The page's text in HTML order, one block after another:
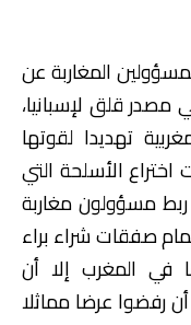
المغاربة عن
مصدر قلق لإسبانيا،
تهديدا لقوتها
اختراع الأسلحة التي
ربط مسؤولون مغاربة
صفقات شراء براء
في المغرب إلا أن
رفضوا عرضا مماثلا